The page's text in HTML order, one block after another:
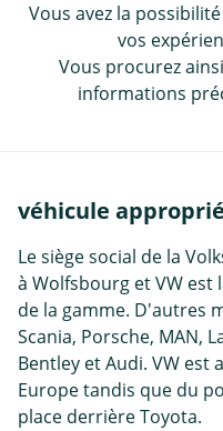
Vous avez la
vos
Vous procurez
informations
véhicule approprié
Le siège social de la
à Wolfsbourg et VW
de la gamme. D'autres
Scania, Porsche, MAN,
Bentley et Audi. VW est
Europe tandis que du
place derrière Toyota.